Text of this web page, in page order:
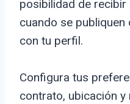
posibilidad de
cuando se
con tu perfil.
Configura tus
contrato, ubicación